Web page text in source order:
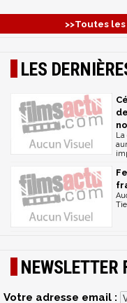
>>Toutes
LES
La
NEWSLETTER
Votre adresse email :